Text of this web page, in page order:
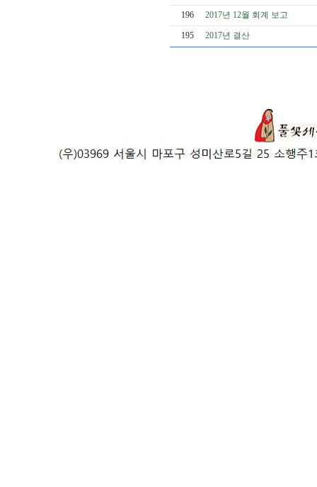
196 2017년 12월 회계 보고
195 2017년 결산